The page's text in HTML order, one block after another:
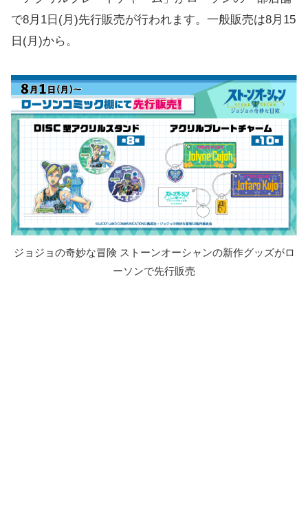
で8月1日(月)先行販売が行われます。一般販売は8月15
日(月)から。
ジョジョの奇妙な冒険 ストーンオーシャンの新作グッズがロ
ーソンで先行販売